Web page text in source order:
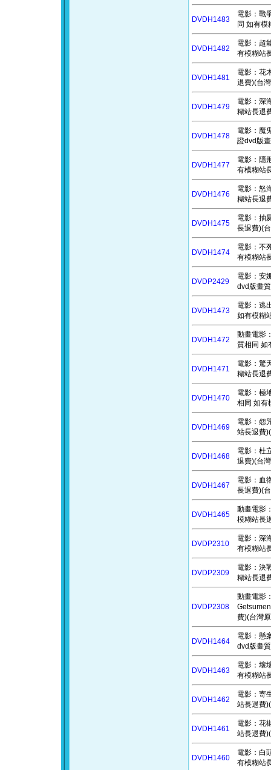
DVDH1483
電影：戰
同 如有
DVDH1482
電影：超
有模糊站
DVDH1481
電影：花
退費)(台
DVDH1479
電影：深
糊站長退
DVDH1478
電影：魔
證dvd版
DVDH1477
電影：隱
有模糊站
DVDH1476
電影：怒
糊站長退
DVDH1475
電影：抽
長退費)(
DVDH1474
電影：不
有模糊站
DVDP2429
電影：安
dvd版畫
DVDH1473
電影：逃
如有模糊
DVDH1472
動畫電影
質相同 如
DVDH1471
電影：驚
糊站長退
DVDH1470
電影：極
相同 如有
DVDH1469
電影：怨
站長退費
DVDH1468
電影：杜
退費)(台
DVDH1467
電影：血
長退費)(
DVDH1465
動畫電影
模糊站長
DVDP2310
電影：深
有模糊站
DVDP2309
電影：決
糊站長退
DVDP2308
動畫電影
費)(台灣
DVDH1464
電影：懸
dvd版畫
DVDH1463
電影：壞
有模糊站
DVDH1462
電影：寄
站長退費
DVDH1461
電影：花
站長退費
DVDH1460
電影：白
有模糊站